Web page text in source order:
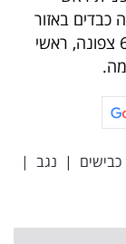
כבדים באזור
הדרום. בנוסף לכך ועל רקע הארכת כביש 6 צפונה, ראשי
כבישים | נגב |